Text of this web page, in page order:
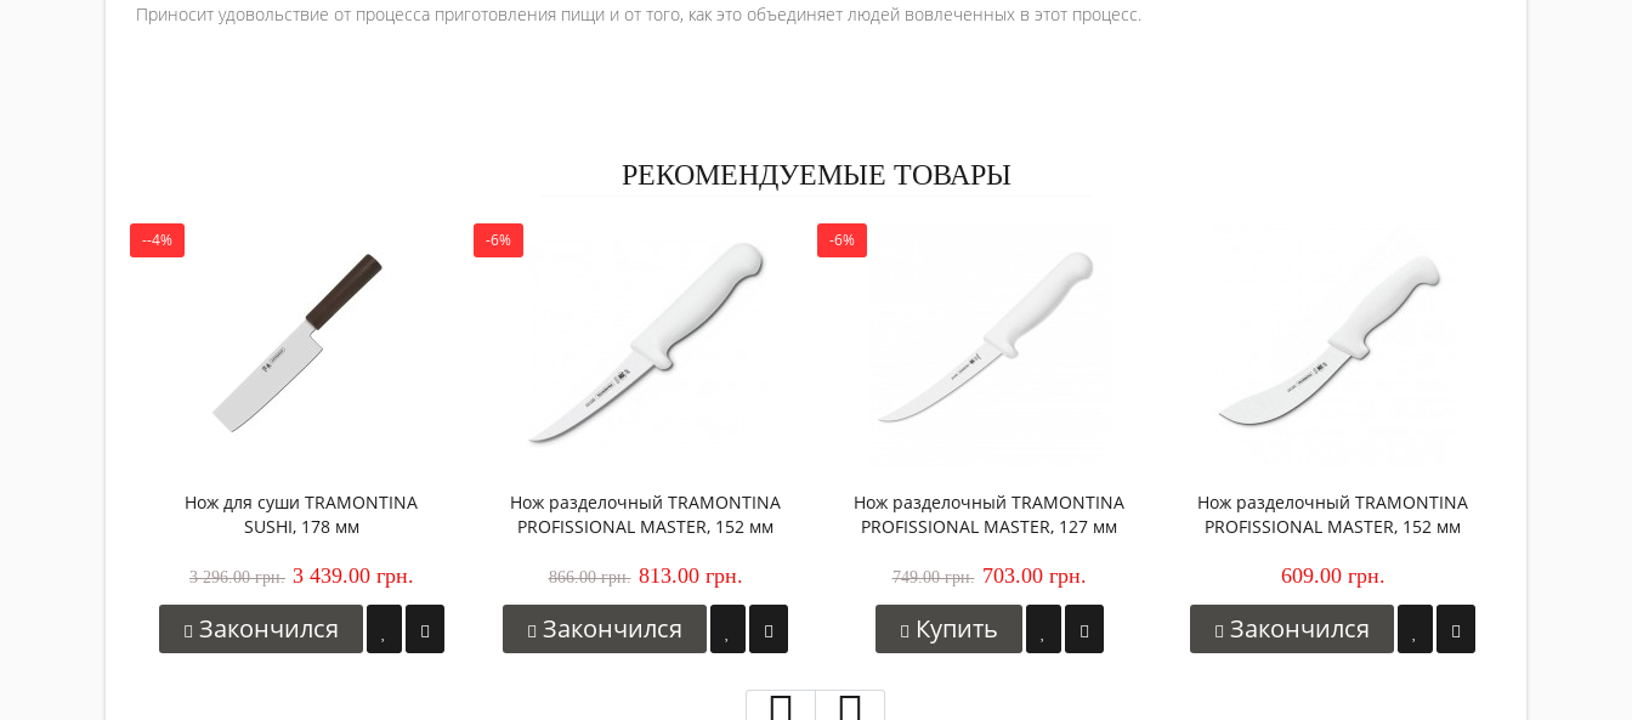
Приносит удовольствие от процесса приготовления пищи и от того, как это объединяет людей вовлеченных в этот процесс.
РЕКОМЕНДУЕМЫЕ ТОВАРЫ
--4%
Нож для суши TRAMONTINA
SUSHI, 178 мм
3 296.00 грн. 3 439.00 грн.
Закончился
-6%
Нож разделочный TRAMONTINA
PROFISSIONAL MASTER, 152 мм
866.00 грн. 813.00 грн.
Закончился
-6%
Нож разделочный TRAMONTINA
PROFISSIONAL MASTER, 127 мм
749.00 грн. 703.00 грн.
Купить
Нож разделочный TRAMONTINA
PROFISSIONAL MASTER, 152 мм
609.00 грн.
Закончился